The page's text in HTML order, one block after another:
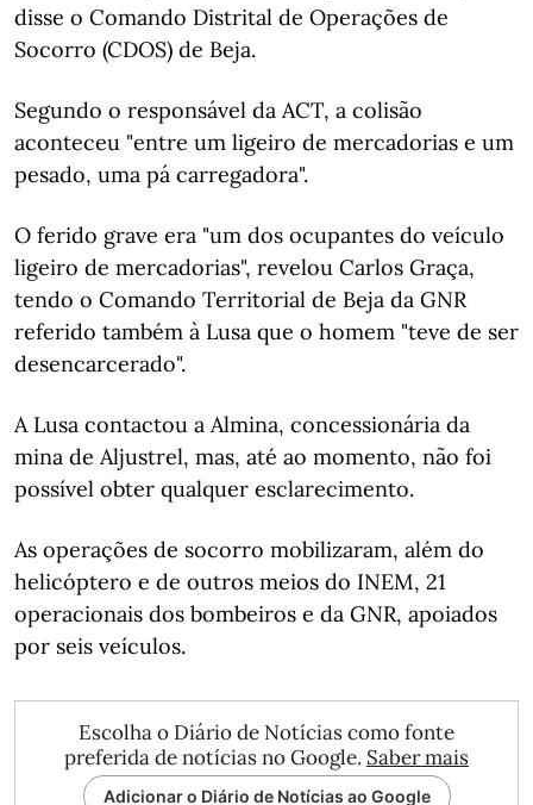
disse o Comando Distrital de Operações de
Socorro (CDOS) de Beja.
Segundo o responsável da ACT, a colisão
aconteceu "entre um ligeiro de mercadorias e um
pesado, uma pá carregadora".
O ferido grave era "um dos ocupantes do veículo
ligeiro de mercadorias", revelou Carlos Graça,
tendo o Comando Territorial de Beja da GNR
referido também à Lusa que o homem "teve de ser
desencarcerado".
A Lusa contactou a Almina, concessionária da
mina de Aljustrel, mas, até ao momento, não foi
possível obter qualquer esclarecimento.
As operações de socorro mobilizaram, além do
helicóptero e de outros meios do INEM, 21
operacionais dos bombeiros e da GNR, apoiados
por seis veículos.
Escolha o Diário de Notícias como fonte
preferida de notícias no Google. Saber mais
Adicionar o Diário de Notícias ao Google